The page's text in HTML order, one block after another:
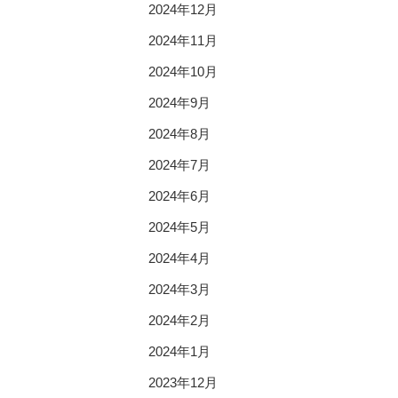
2024年12月
2024年11月
2024年10月
2024年9月
2024年8月
2024年7月
2024年6月
2024年5月
2024年4月
2024年3月
2024年2月
2024年1月
2023年12月